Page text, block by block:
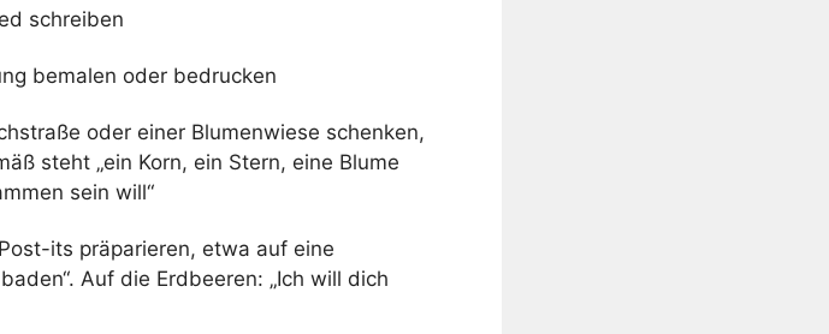
schreiben
bemalen oder bedrucken
oder einer Blumenwiese schenken,
steht „ein Korn, ein Stern, eine Blume
sein will“
its präparieren, etwa auf eine
Auf die Erdbeeren: „Ich will dich